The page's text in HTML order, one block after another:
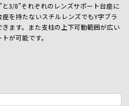
3/8”それぞれのレンズサポート台座に
を持たないスチルレンズでもY字ブラ
ます。また支柱の上下可動範囲が広い
が可能です。